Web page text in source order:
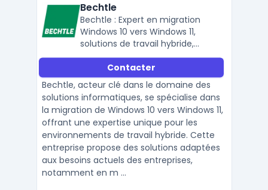
Bechtle
Bechtle : Expert en migration
Windows 10 vers Windows 11,
solutions de travail hybride,
équipement informatique,
connectivité et sécurité des
données.
Contacter
Bechtle, acteur clé dans le domaine des
solutions informatiques, se spécialise dans
la migration de Windows 10 vers Windows 11,
offrant une expertise unique pour les
environnements de travail hybride. Cette
entreprise propose des solutions adaptées
aux besoins actuels des entreprises,
notamment en m ...